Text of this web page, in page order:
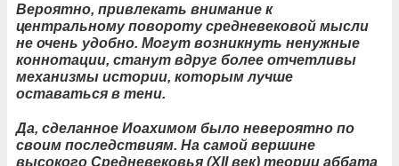
Вероятно, привлекать внимание к
центральному повороту средневековой мысли
не очень удобно. Могут возникнуть ненужные
коннотации, станут вдруг более отчетливы
механизмы истории, которым лучше
оставаться в тени.
Да, сделанное Иоахимом было невероятно по
своим последствиям. На самой вершине
высокого Средневековья (XII век) теории аббата